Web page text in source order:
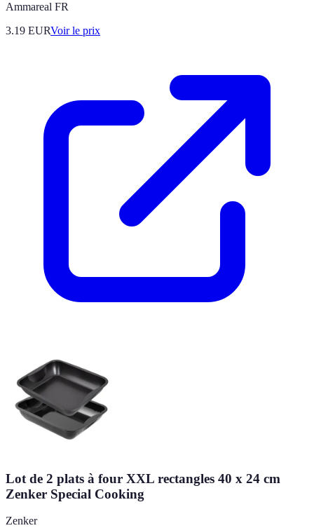
Ammareal FR
3.19 EURVoir le prix
Lot de 2 plats à four XXL rectangles 40 x 24 cm
Zenker Special Cooking
Zenker